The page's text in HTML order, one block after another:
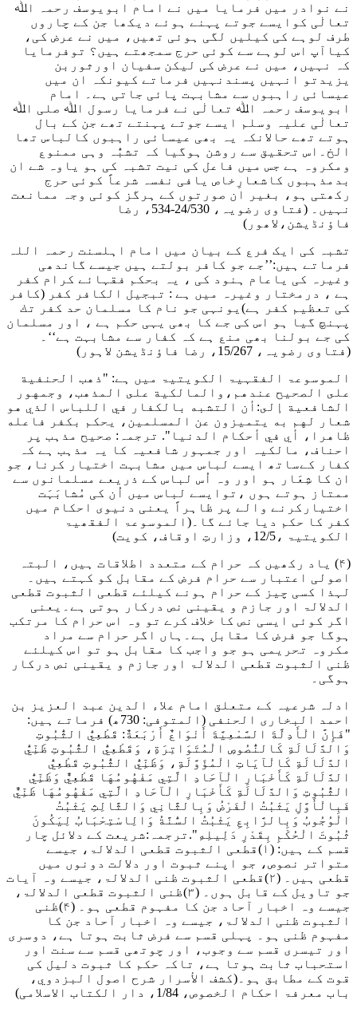
نے نوادر میں فرمایا میں نے امام ابویوسف رحمہ اﷲ
تعالٰی کوایسے جوتے پہنے ہوئے دیکھا جن کے چاروں
طرف لوہے کی کیلیں لگی ہوئی تھیں، میں نے عرض کی،
کیاآپ اس لوہے سے کوئی حرج سمجھتے ہیں؟ توفرمایا
کہ نہیں، میں نے عرض کی لیکن سفیان اورثوربن
یزیدتو انہیں پسندنہیں فرماتے کیونکہ ان میں
عیسائی راہبوں سے مشابہت پائی جاتی ہے۔ امام
ابویوسف رحمہ اﷲ تعالٰی نے فرمایا رسول اﷲ صلی اﷲ
تعالٰی علیہ وسلم ایسے جوتے پہنتے تھے جن کے بال
ہوتے تھے حالانکہ یہ بھی عیسائی راہبوں کالباس تھا
الخ۔اس تحقیق سے روشن ہوگیا کہ تشبُّہ وہی ممنوع
ومکروہ ہے جس میں فاعل کی نیت تشبہ کی ہو یاوہ شے ان
بدمذہبوں کاشعارِخاص یافی نفسہ شرعاً کوئی حرج
رکھتی ہو، بغیر ان صورتوں کے ہرگز کوئی وجہ ممانعت
نہیں۔
(فتاوی رضویہ، 24/530-534، رضا
فاؤنڈیشن،لاھور)
تشبہ کی ایک فرع کے بیان میں امام اہلسنت رحمہ اللہ
فرماتے ہیں:’’جے جو کافر بولتے ہیں جیسے گاندھی
وغیرہ کی یاعام ہنود کی ، یہ بحکم فقہائے کرام کفر
ہے ، درمختار وغیرہ میں ہے : تبجیل الکافر کفر (کافر
کی تعظیم کفر ہے)یونہی جو نام کا مسلمان حد کفر تك
پہنچ گیا ہو اس کی جے کا بھی یہی حکم ہے ، اور مسلمان
کی جے بولنا بھی منع ہے کہ کفار سے مشابہت ہے‘‘۔
(فتاوی رضویہ، 15/267، رضا فاؤنڈیشن لاہور)
الموسوعۃ الفقہیۃ الکویتیۃ میں ہے: "ذهب الحنفية
على الصحيح عندهم،والمالكية على المذهب، وجمهور
الشافعية إلى:أن التشبه بالكفار في اللباس الذي هو
شعار لهم به يتميزون عن المسلمين، يحكم بكفر فاعله
ظاهرا، أي في أحكام الدنيا". ترجمہ: صحیح مذہب پر
احناف، مالکیہ اور جمہور شافعیہ کا یہ مذہب ہے کہ
کفار کےساتھ ایسے لباس میں مشابہت اختیار کرنا، جو
ان کا شِعَار ہو اور وہ اُس لباس کے ذریعے مسلمانوں سے
ممتاز ہوتے ہوں ،توایسے لباس میں اُن کی مُشابَہَت
اختیارکرنے والے پر ظاہراً یعنی دنیوی احکام میں
کفر کا حکم دیا جائے گا۔(الموسوعۃ الفقھيۃ
الکویتیۃ ،12/5، وزارتِ اوقاف، کویت)
(۴) یاد رکھیں کہ حرام کے متعدد اطلاقات ہیں، البتہ
اصولی اعتبار سے حرام فرض کے مقابل کو کہتے ہیں۔
لہذا کسی چیز کے حرام ہونے کیلئے قطعی الثبوت قطعی
الدلالۃ اور جازم و یقینی نص درکار ہوتی ہے۔یعنی
اگر کوئی ایسی نص کا خلاف کرے تو وہ اس حرام کا مرتکب
ہوگا جو فرض کا مقابل ہے۔ہاں اگر حرام سے مراد
مکروہ تحریمی ہو جو واجب کا مقابل ہو تو اس کیلئے
ظنی الثبوت قطعی الدلالۃ اور جازم و یقینی نص درکار
ہوگی۔
ادلہ شرعیہ کے متعلق امام علاء الدین عبد العزیز بن
احمد البخاری الحنفی (المتوفی: 730ھ) فرماتے ہیں:
"فَإِنَّ الْأَدِلَّةَ السَّمْعِيَّةَ أَنْوَاعٌ أَرْبَعَةٌ: قَطْعِيُّ الثُّبُوتِ
وَالدَّلَالَةِ كَالنُّصُوصِ الْمُتَوَاتِرَةِ، وَقَطْعِيُّ الثُّبُوتِ ظَنِّيُّ
الدَّلَالَةِ كَالْآيَاتِ الْمُؤَوَّلَةِ، وَظَنِّيُّ الثُّبُوتِ قَطْعِيُّ
الدَّلَالَةِ كَأَخْبَارِ الْآحَادِ الَّتِي مَفْهُومُهَا قَطْعِيٌّ وَظَنِّيُّ
الثُّبُوتِ وَالدَّلَالَةِ كَأَخْبَارِ الْآحَادِ الَّتِي مَفْهُومُهَا ظَنِّيٌّ
فَبِالْأَوَّلِ يَثْبُتُ الْفَرْضُ وَبِالثَّانِي وَالثَّالِثِ يَثْبُتُ
الْوُجُوبُ وَبِالرَّابِعِ يَثْبُتُ السُّنَّةُ وَالِاسْتِحْبَابُ لِيَكُونَ
ثُبُوتَ الْحُكْمِ بِقَدْرِ دَلِيلِهِ".ترجمہ:شریعت کے دلائل چار
قسم کے ہیں: (۱)قطعی الثبوت قطعی الدلالۃ، جیسے
متواتر نصوص، جو اپنے ثبوت اور دلالت دونوں میں
قطعی ہیں۔ (۲)قطعی الثبوت ظنی الدلالۃ، جیسے وہ آیات
جو تاویل کے قابل ہوں۔ (۳)ظنی الثبوت قطعی الدلالۃ،
جیسے وہ اخبار آحاد جن کا مفہوم قطعی ہو۔ (۴)ظنی
الثبوت ظنی الدلالۃ، جیسے وہ اخبار آحاد جن کا
مفہوم ظنی ہو۔ پہلی قسم سے فرض ثابت ہوتا ہے، دوسری
اور تیسری قسم سے وجوب، اور چوتھی قسم سے سنت اور
استحباب ثابت ہوتا ہے، تاکہ حکم کا ثبوت دلیل کی
قوت کے مطابق ہو۔(کشف الأسرار شرح اصول البزدوي،
باب معرفۃ احکام الخصوص، 1/84، دار الکتاب الاسلامی)